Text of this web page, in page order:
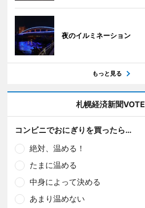
夜のイルミネーション
もっと見る
札幌経済新聞VOTE
コンビニでおにぎりを買ったら…
絶対、温める！
たまに温める
中身によって決める
あまり温めない